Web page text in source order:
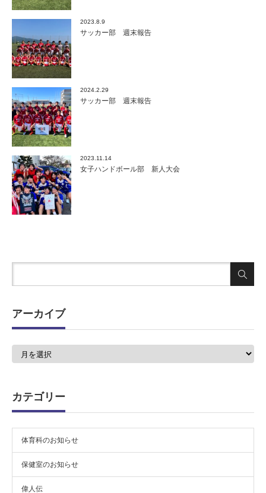
2023.8.9
サッカー部 週末報告
2024.2.29
サッカー部 週末報告
2023.11.14
女子ハンドボール部 新人大会
アーカイブ
ア
カテゴリー
体育科のお知らせ
保健室のお知らせ
偉人伝